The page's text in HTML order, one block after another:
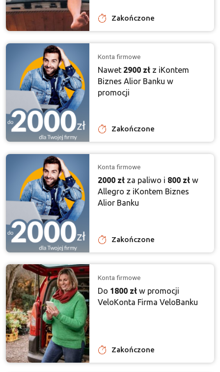
Zakończone
Konta firmowe
Nawet 2900 zł z iKontem
Biznes Alior Banku w
promocji
Zakończone
Konta firmowe
2000 zł za paliwo i 800 zł w
Allegro z iKontem Biznes
Alior Banku
Zakończone
Konta firmowe
Do 1800 zł w promocji
VeloKonta Firma VeloBanku
Zakończone